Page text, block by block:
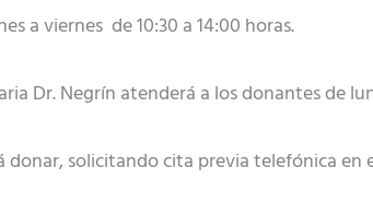
a viernes de 10:30 a 14:00 horas.
Dr. Negrín atenderá a los donantes de
solicitando cita previa telefónica en